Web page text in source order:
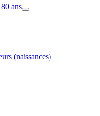
(naissances)